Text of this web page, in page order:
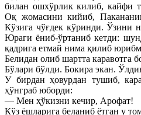
билан ошхўрлик килиб, кайфи
Оқ жомасини кийиб,
Кўзига чўғдек кўринди. Ўзини
Юраги ёниб-ўртаниб кетди:
қадрига етмай нима қилиб
Белидан олиб шартта каравотга
Бўлари бўлди. Бокира экан.
У бирдан ҳовурдан тушиб,
ҳўнграб юборди:
— Мен ҳўкизни кечир, Арофат!
Кўз ёшларига беланиб ётган у